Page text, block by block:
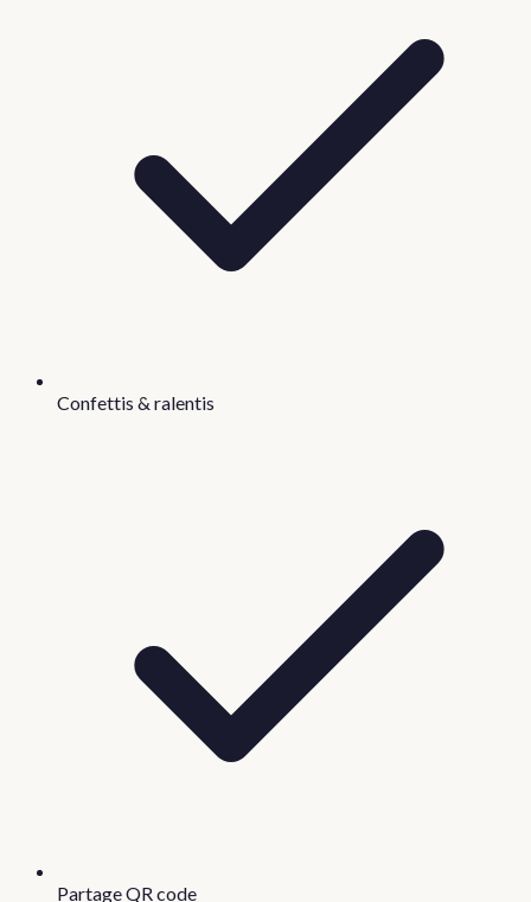
Confettis & ralentis
Partage QR code